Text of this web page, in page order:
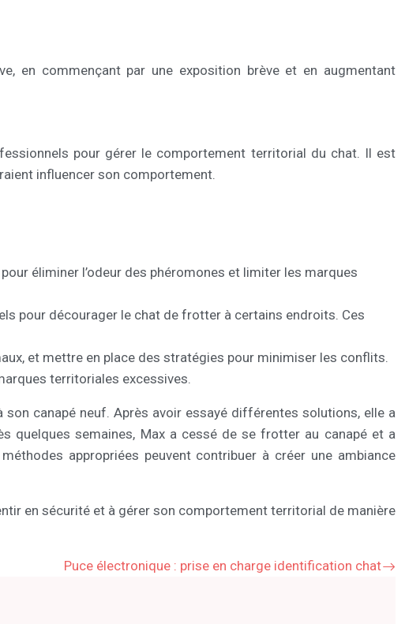
en commençant par une exposition brève et en augmentant
pour gérer le comportement territorial du chat. Il est
influencer son comportement.
éliminer l’odeur des phéromones et limiter les marques
pour décourager le chat de frotter à certains endroits. Ces
et mettre en place des stratégies pour minimiser les conflits.
territoriales excessives.
canapé neuf. Après avoir essayé différentes solutions, elle a
quelques semaines, Max a cessé de se frotter au canapé et a
appropriées peuvent contribuer à créer une ambiance
en sécurité et à gérer son comportement territorial de manière
Puce électronique : prise en charge identification chat